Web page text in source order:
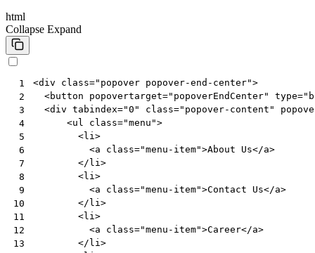
html
Collapse Expand
1
2
3
4
5
6
7
8
9
10
11
12
13
<div class="popover popover-end-center">
<button popovertarget="popoverEndCenter" type=
<div tabindex="0" class="popover-content"
<ul class="menu">
<li>
<a class="menu-item">About Us</a>
</ li>
<li>
<a class="menu-item">Contact Us</a>
</ li>
<li>
<a class="menu-item">Career</a>
</ li>